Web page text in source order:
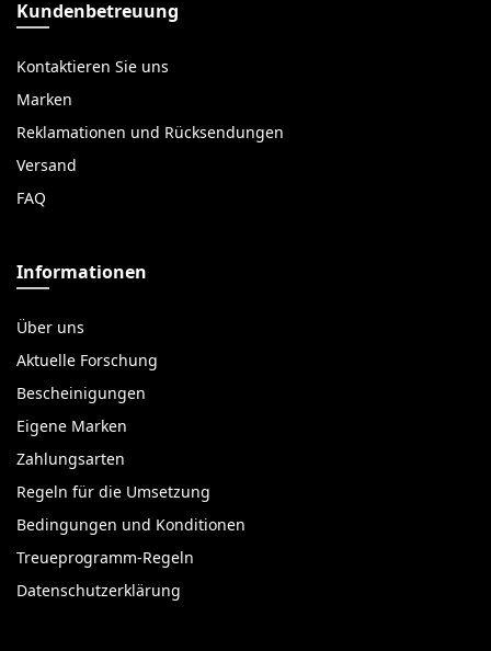
Kundenbetreuung
Kontaktieren Sie uns
Marken
Reklamationen und Rücksendungen
Versand
FAQ
Informationen
Über uns
Aktuelle Forschung
Bescheinigungen
Eigene Marken
Zahlungsarten
Regeln für die Umsetzung
Bedingungen und Konditionen
Treueprogramm-Regeln
Datenschutzerklärung